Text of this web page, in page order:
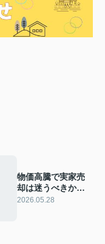
物価高騰で実家売
却は迷うべきか？
いつが売り時か判
2026.05.28